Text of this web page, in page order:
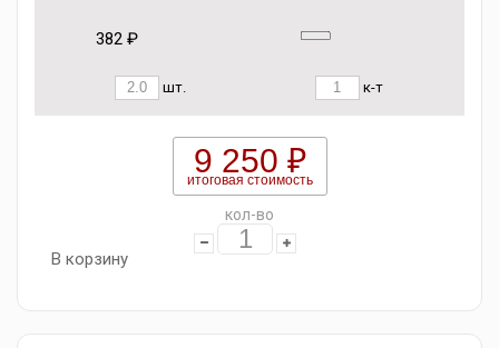
382 ₽
шт. к-т
9 250 ₽
итоговая стоимость
кол-во
В корзину